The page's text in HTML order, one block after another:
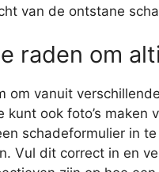
van de ontstane
raden om
om vanuit
kunt ook foto’s
schadeformulier in
Vul dit correct in en